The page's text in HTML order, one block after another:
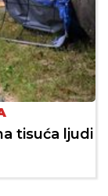
tisuća ljudi